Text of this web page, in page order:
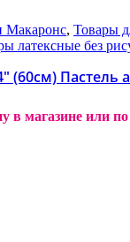
Макаронс, Товары
латексные без
(60см) Пастель
в магазине или